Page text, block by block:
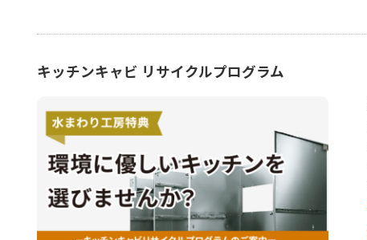
キッチンキャビ リサイクルプログラム